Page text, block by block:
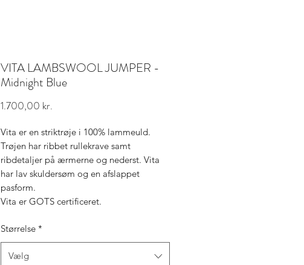
VITA LAMBSWOOL JUMPER -
Midnight Blue
1.700,00 kr.
Vita er en striktrøje i 100% lammeuld.
Trøjen har ribbet rullekrave samt
ribdetaljer på ærmerne og nederst. Vita
har lav skuldersøm og en afslappet
pasform.
Vita er GOTS certificeret.
Størrelse *
Vælg